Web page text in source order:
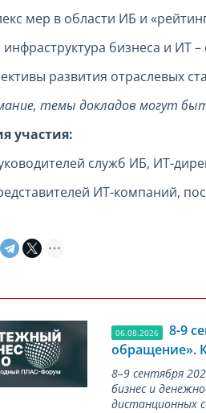
мер в области ИБ и
инфраструктура бизнеса и
развития отраслевых
темы докладов могут
участия:
служб ИБ, ИТ-
ИТ-компаний,
06.08.2026
8-9
обращение».
8–9 сентября
бизнес и
дистанционных